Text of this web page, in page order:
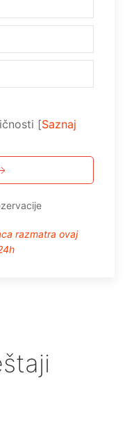
[Saznaj
razmatra ovaj